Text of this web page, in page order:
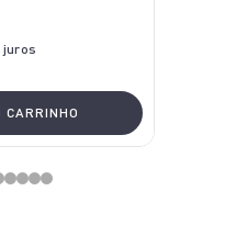
juros
CARRINHO